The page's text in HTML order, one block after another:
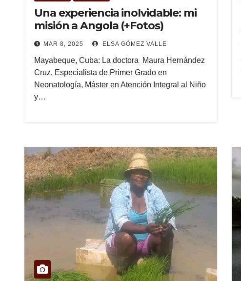
Una experiencia inolvidable: mi
misión a Angola (+Fotos)
MAR 8, 2025 ELSA GÓMEZ VALLE
Mayabeque, Cuba: La doctora Maura Hernández
Cruz, Especialista de Primer Grado en
Neonatología, Máster en Atención Integral al Niño
y…